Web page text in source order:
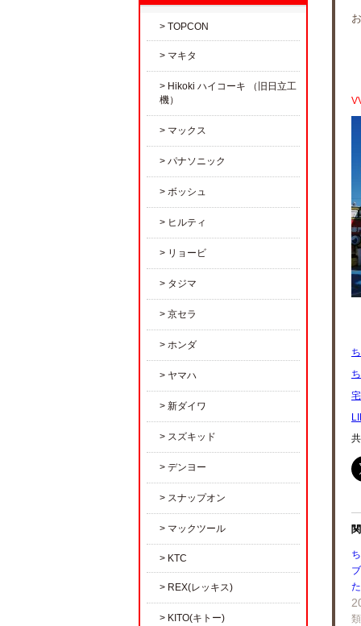
TOPCON
マキタ
Hikoki ハイコーキ （旧日立工
機）
マックス
パナソニック
ボッシュ
ヒルティ
リョービ
タジマ
京セラ
ホンダ
ヤマハ
新ダイワ
スズキッド
デンヨー
スナップオン
マックツール
KTC
REX(レッキス)
KITO(キトー)